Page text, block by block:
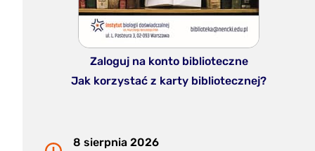
Zaloguj na konto biblioteczne
Jak korzystać z karty bibliotecznej?
8 sierpnia 2026